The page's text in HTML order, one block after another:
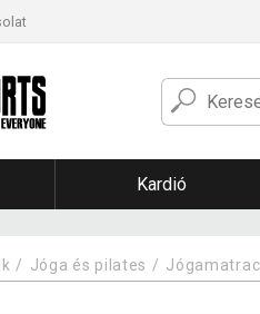
Kardió
Jóga és pilates Jógamatrac